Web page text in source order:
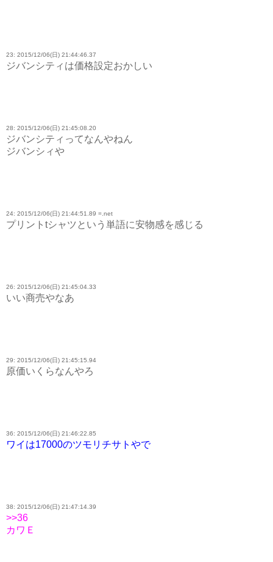
23: 2015/12/06(日) 21:44:46.37
ジバンシティは価格設定おかしい
28: 2015/12/06(日) 21:45:08.20
ジバンシティってなんやねん
ジバンシィや
24: 2015/12/06(日) 21:44:51.89 =.net
プリントtシャツという単語に安物感を感じる
26: 2015/12/06(日) 21:45:04.33
いい商売やなあ
29: 2015/12/06(日) 21:45:15.94
原価いくらなんやろ
36: 2015/12/06(日) 21:46:22.85
ワイは17000のツモリチサトやで
38: 2015/12/06(日) 21:47:14.39
>>36
カワＥ